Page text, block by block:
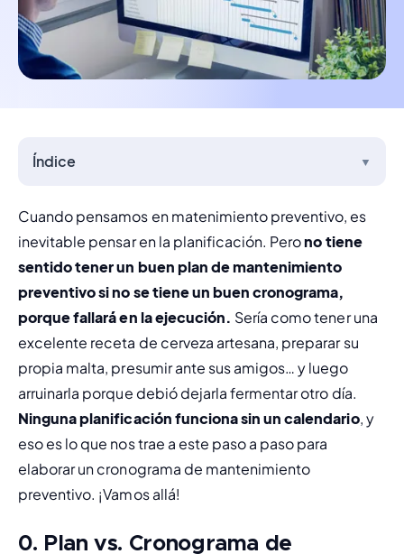
Índice ▼
Cuando pensamos en matenimiento preventivo, es
inevitable pensar en la planificación. Pero no tiene
sentido tener un buen plan de mantenimiento
preventivo si no se tiene un buen cronograma,
porque fallará en la ejecución. Sería como tener una
excelente receta de cerveza artesana, preparar su
propia malta, presumir ante sus amigos… y luego
Ninguna planificación funciona sin un calendario, y
eso es lo que nos trae a este paso a paso para
elaborar un cronograma de mantenimiento
preventivo. ¡Vamos allá!
0. Plan vs. Cronograma de